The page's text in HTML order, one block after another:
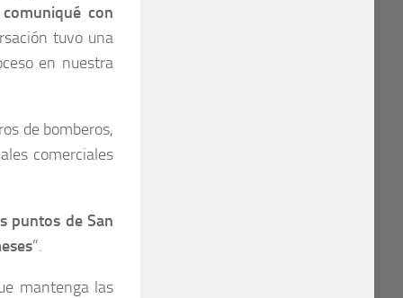
con
tuvo una
en nuestra
de bomberos,
comerciales
puntos de San
”.
mantenga las